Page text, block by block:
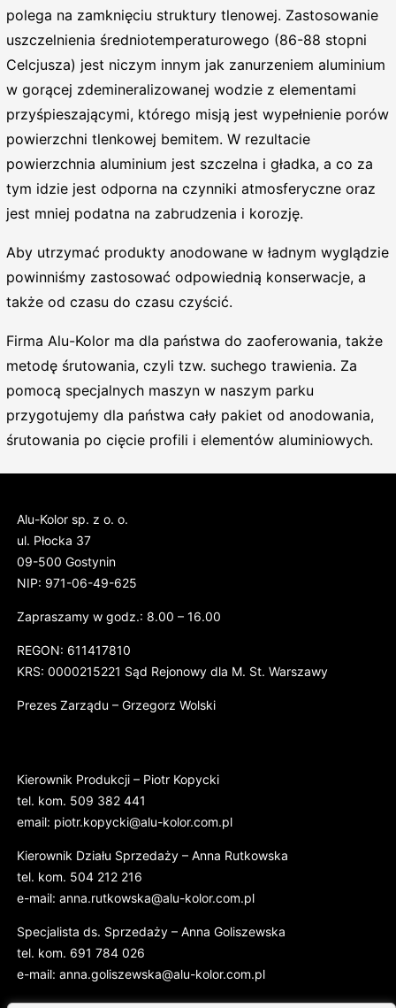
polega na zamknięciu struktury tlenowej. Zastosowanie
uszczelnienia średniotemperaturowego (86-88 stopni
Celcjusza) jest niczym innym jak zanurzeniem aluminium
w gorącej zdemineralizowanej wodzie z elementami
przyśpieszającymi, którego misją jest wypełnienie porów
powierzchni tlenkowej bemitem. W rezultacie
powierzchnia aluminium jest szczelna i gładka, a co za
tym idzie jest odporna na czynniki atmosferyczne oraz
jest mniej podatna na zabrudzenia i korozję.
Aby utrzymać produkty anodowane w ładnym wyglądzie
powinniśmy zastosować odpowiednią konserwacje, a
także od czasu do czasu czyścić.
Firma Alu-Kolor ma dla państwa do zaoferowania, także
metodę śrutowania, czyli tzw. suchego trawienia. Za
pomocą specjalnych maszyn w naszym parku
przygotujemy dla państwa cały pakiet od anodowania,
śrutowania po cięcie profili i elementów aluminiowych.
Alu-Kolor sp. z o. o.
ul. Płocka 37
09-500 Gostynin
NIP: 971-06-49-625
Zapraszamy w godz.: 8.00 – 16.00
REGON: 611417810
KRS: 0000215221 Sąd Rejonowy dla M. St. Warszawy
Prezes Zarządu – Grzegorz Wolski
Kierownik Produkcji – Piotr Kopycki
tel. kom. 509 382 441
email: piotr.kopycki@alu-kolor.com.pl
Kierownik Działu Sprzedaży – Anna Rutkowska
tel. kom. 504 212 216
e-mail: anna.rutkowska@alu-kolor.com.pl
Specjalista ds. Sprzedaży – Anna Goliszewska
tel. kom. 691 784 026
e-mail: anna.goliszewska@alu-kolor.com.pl